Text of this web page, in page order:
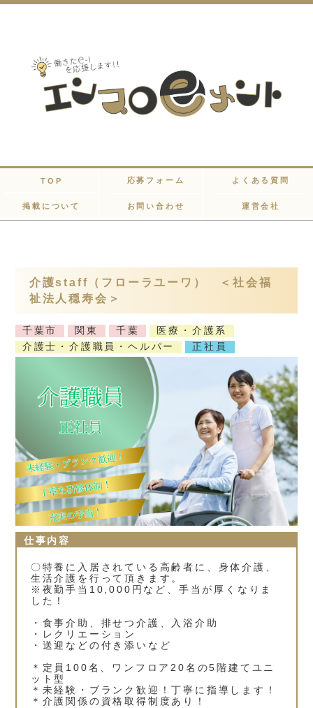
TOP 応募フォーム よくある質問
掲載について お問い合わせ 運営会社
介護staff（フローラユーワ） ＜社会福
祉法人穏寿会＞
千葉市 関東 千葉
医療・介護系
介護士・介護職員・ヘルパー
正社員
仕事内容
〇特養に入居されている高齢者に、身体介護、
生活介護を行って頂きます。
※夜勤手当10,000円など、手当が厚くなりま
した！
・食事介助、排せつ介護、入浴介助
・レクリエーション
・送迎などの付き添いなど
＊定員100名、ワンフロア20名の5階建てユニ
ット型
＊未経験・ブランク歓迎！丁寧に指導します！
＊介護関係の資格取得制度あり！